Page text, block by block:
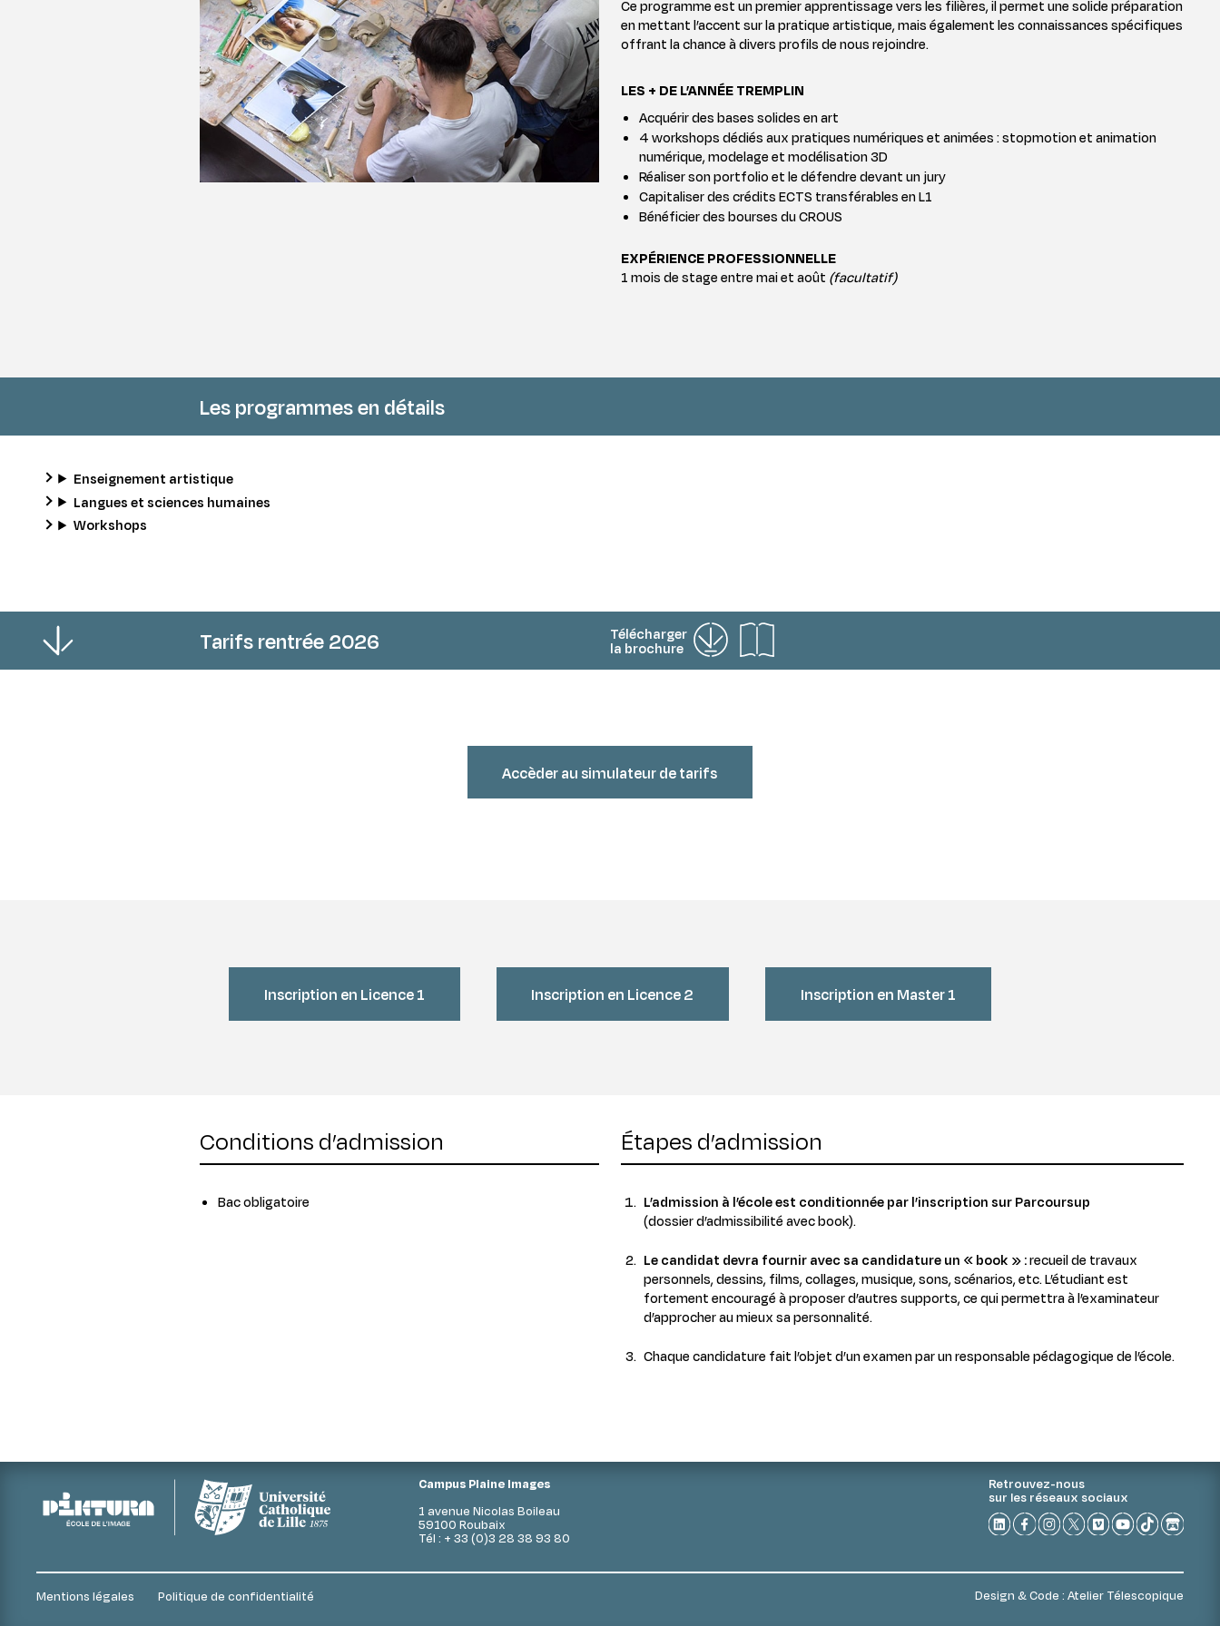
Diplômes & formations
Les métiers & débouchés
Ce programme est un premier apprentissage vers les filières, il permet une solide préparation
en mettant l’accent sur la pratique artistique, mais également les connaissances spécifiques
offrant la chance à divers profils de nous rejoindre.
LES + DE L’ANNÉE TREMPLIN
Acquérir des bases solides en art
4 workshops dédiés aux pratiques numériques et animées : stopmotion et animation
numérique, modelage et modélisation 3D
Réaliser son portfolio et le défendre devant un jury
Capitaliser des crédits ECTS transférables en L1
Bénéficier des bourses du CROUS
EXPÉRIENCE PROFESSIONNELLE
1 mois de stage entre mai et août (facultatif)
Les programmes en détails
Enseignement artistique
Langues et sciences humaines
Workshops
Télécharger
la brochure
Tarifs rentrée 2026
Accèder au simulateur de tarifs
Inscription en Licence 1 Inscription en Licence 2 Inscription en Master 1
Conditions d’admission
Bac obligatoire
Étapes d’admission
L’admission à l’école est conditionnée par l’inscription sur Parcoursup
(dossier d’admissibilité avec book).
Le candidat devra fournir avec sa candidature un « book » :recueil de travaux
personnels, dessins, films, collages, musique, sons, scénarios, etc. L’étudiant est
fortement encouragé à proposer d’autres supports, ce qui permettra à l’examinateur
d’approcher au mieux sa personnalité.
Chaque candidature fait l’objet d’un examen par un responsable pédagogique de l’école.
Campus Plaine Images
1 avenue Nicolas Boileau
59100 Roubaix
Tél : + 33 (0)3 28 38 93 80
Retrouvez-nous
sur les réseaux sociaux
Mentions légales Politique de confidentialité Design & Code : Atelier Télescopique